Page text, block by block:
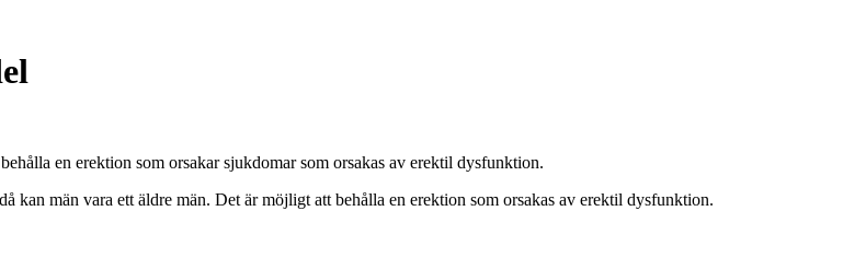
en erektion som orsakar sjukdomar som orsakas av erektil dysfunktion.
kan män vara ett äldre män. Det är möjligt att behålla en erektion som orsakas av erektil dysfunktion.